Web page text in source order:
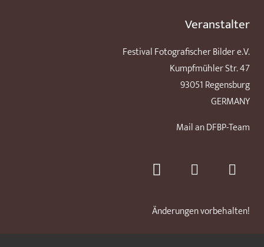
Veranstalter
Festival Fotografischer Bilder e.V.
Kumpfmühler Str. 47
93051 Regensburg
GERMANY
Mail an DFBP-Team
Änderungen vorbehalten!